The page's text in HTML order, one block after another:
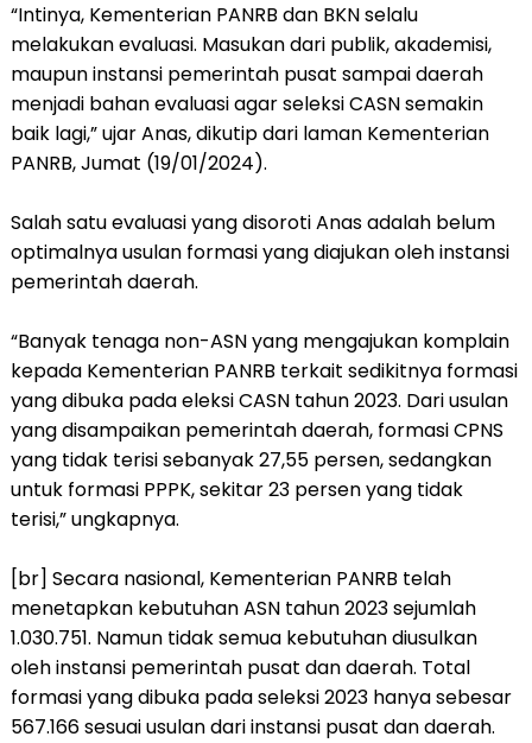
“Intinya, Kementerian PANRB dan BKN selalu
melakukan evaluasi. Masukan dari publik, akademisi,
maupun instansi pemerintah pusat sampai daerah
menjadi bahan evaluasi agar seleksi CASN semakin
baik lagi,” ujar Anas, dikutip dari laman Kementerian
PANRB, Jumat (19/01/2024).
Salah satu evaluasi yang disoroti Anas adalah belum
optimalnya usulan formasi yang diajukan oleh instansi
pemerintah daerah.
“Banyak tenaga non-ASN yang mengajukan komplain
kepada Kementerian PANRB terkait sedikitnya formasi
yang dibuka pada eleksi CASN tahun 2023. Dari usulan
yang disampaikan pemerintah daerah, formasi CPNS
yang tidak terisi sebanyak 27,55 persen, sedangkan
untuk formasi PPPK, sekitar 23 persen yang tidak
terisi,” ungkapnya.
[br] Secara nasional, Kementerian PANRB telah
menetapkan kebutuhan ASN tahun 2023 sejumlah
1.030.751. Namun tidak semua kebutuhan diusulkan
oleh instansi pemerintah pusat dan daerah. Total
formasi yang dibuka pada seleksi 2023 hanya sebesar
567.166 sesuai usulan dari instansi pusat dan daerah.